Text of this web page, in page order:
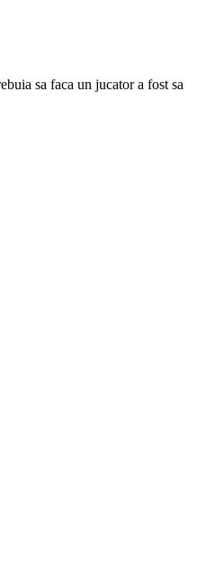
sa faca un jucator a fost sa